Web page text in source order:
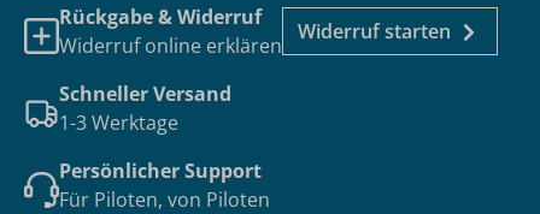
Rückgabe & Widerruf
Widerruf online erklären
Widerruf starten
Schneller Versand
1-3 Werktage
Persönlicher Support
Für Piloten, von Piloten